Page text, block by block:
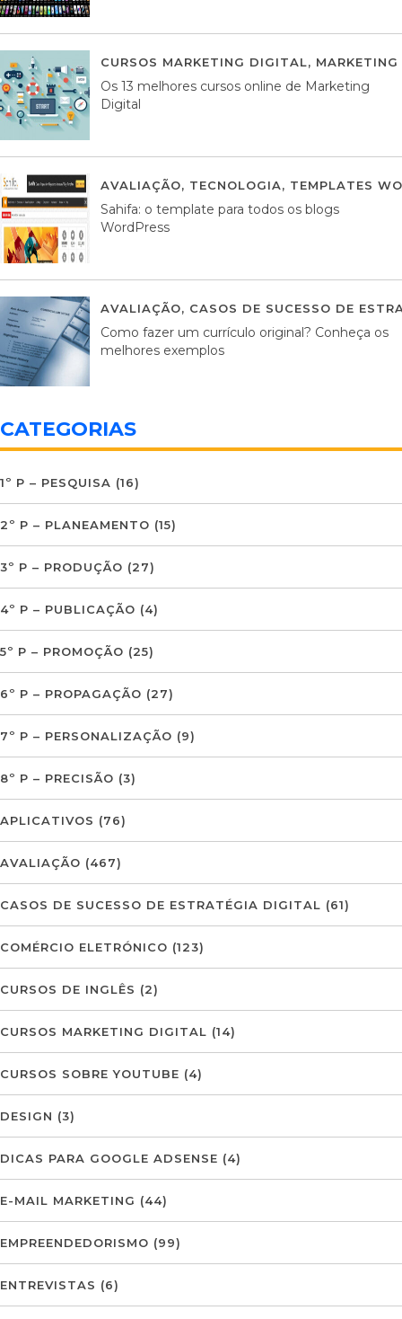
CURSOS MARKETING DIGITAL,
Os 13 melhores cursos online de Marketing
Digital
AVALIAÇÃO, TECNOLOGIA, TEMPLATES
Sahifa: o template para todos os blogs
WordPress
AVALIAÇÃO, CASOS DE SUCESSO DE
Como fazer um currículo original? Conheça os
melhores exemplos
CATEGORIAS
1º P – PESQUISA (16)
2º P – PLANEAMENTO (15)
3º P – PRODUÇÃO (27)
4º P – PUBLICAÇÃO (4)
5º P – PROMOÇÃO (25)
6º P – PROPAGAÇÃO (27)
7º P – PERSONALIZAÇÃO (9)
8º P – PRECISÃO (3)
APLICATIVOS (76)
AVALIAÇÃO (467)
CASOS DE SUCESSO DE ESTRATÉGIA DIGITAL (61)
COMÉRCIO ELETRÓNICO (123)
CURSOS DE INGLÊS (2)
CURSOS MARKETING DIGITAL (14)
CURSOS SOBRE YOUTUBE (4)
DESIGN (3)
DICAS PARA GOOGLE ADSENSE (4)
E-MAIL MARKETING (44)
EMPREENDEDORISMO (99)
ENTREVISTAS (6)